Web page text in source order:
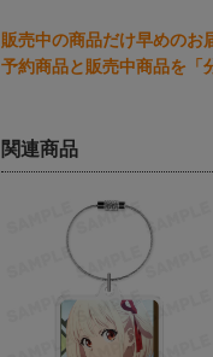
販売中の商品だけ早めのお
予約商品と販売中商品を「
関連商品